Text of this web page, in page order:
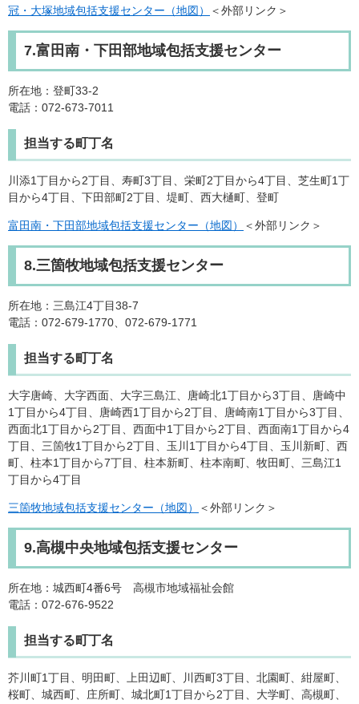
冠・大塚地域包括支援センター（地図） ＜外部リンク＞
7.富田南・下田部地域包括支援センター
所在地：登町33-2
電話：072-673-7011
担当する町丁名
川添1丁目から2丁目、寿町3丁目、栄町2丁目から4丁目、芝生町1丁
目から4丁目、下田部町2丁目、堤町、西大樋町、登町
富田南・下田部地域包括支援センター（地図） ＜外部リンク＞
8.三箇牧地域包括支援センター
所在地：三島江4丁目38-7
電話：072-679-1770、072-679-1771
担当する町丁名
大字唐崎、大字西面、大字三島江、唐崎北1丁目から3丁目、唐崎中
1丁目から4丁目、唐崎西1丁目から2丁目、唐崎南1丁目から3丁目、
西面北1丁目から2丁目、西面中1丁目から2丁目、西面南1丁目から4
丁目、三箇牧1丁目から2丁目、玉川1丁目から4丁目、玉川新町、西
町、柱本1丁目から7丁目、柱本新町、柱本南町、牧田町、三島江1
丁目から4丁目
三箇牧地域包括支援センター（地図） ＜外部リンク＞
9.高槻中央地域包括支援センター
所在地：城西町4番6号 高槻市地域福祉会館
電話：072-676-9522
担当する町丁名
芥川町1丁目、明田町、上田辺町、川西町3丁目、北園町、紺屋町、
桜町、城西町、庄所町、城北町1丁目から2丁目、大学町、高槻町、